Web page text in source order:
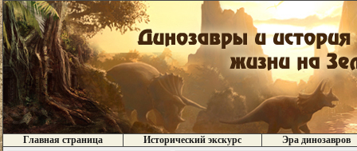
Главная страница Исторический экскурс
Эра динозавров